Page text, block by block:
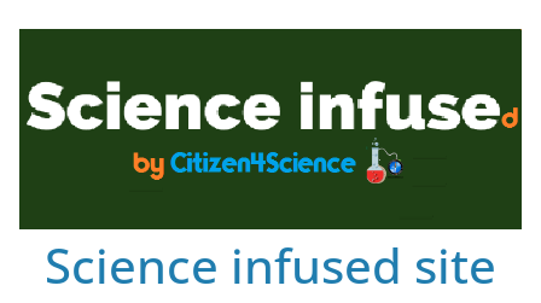
Science infused site